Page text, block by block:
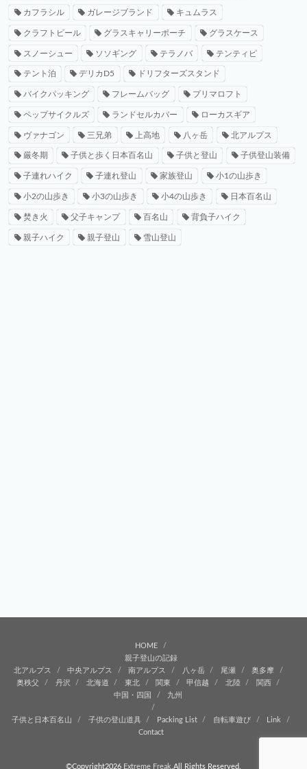
カフラシル ガレージブランド キュムラス
クラフトビール グラスキャリーポーチ グラスケース
スノーシュー ソソギング テラノバ テンティピ
テント泊 デリカD5 ドリフターズスタンド
バイクパッキング フレームバッグ プリマロフト
ペップサイクルズ ランドセルカバー ローカスギア
ヴァナゴン 三兄弟 上高地 八ヶ岳 北アルプス
厳冬期 子供と歩く日本百名山 子供と登山 子供登山装備
子連れハイク 子連れ登山 家族登山 小1の山歩き
小2の山歩き 小3の山歩き 小4の山歩き 日本百名山
焚き火 父子キャンプ 百名山 背負子ハイク
親子ハイク 親子登山 雪山登山
HOME
親子登山の記録
北アルプス
中央アルプス 南アルプス 八ヶ岳 尾瀬
奥多摩
奥秩父
丹沢 北海道 東北 関東 甲信越 北陸
関西
中国・四国
九州
子供と日本百名山 子供の登山道具 Packing List 自転車遊び
Link
Contact
©Copyright2026 Extreme Freak.All Rights Reserved.